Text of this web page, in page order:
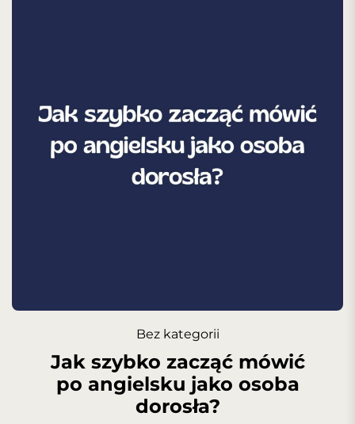
Bez kategorii
Jak szybko zacząć mówić
po angielsku jako osoba
dorosła?